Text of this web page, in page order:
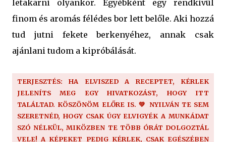
letakarni olyankor. Egyébként egy rendkívül
finom és aromás félédes bor lett belőle. Aki hozzá
tud jutni fekete berkenyéhez, annak csak
ajánlani tudom a kipróbálását.
TERJESZTÉS: HA ELVISZED A RECEPTET, KÉRLEK
JELENÍTS MEG EGY HIVATKOZÁST, HOGY ITT
TALÁLTAD. KÖSZÖNÖM ELŐRE IS. 💚 NYILVÁN TE SEM
SZERETNÉD, HOGY CSAK ÚGY ELVIGYÉK A MUNKÁDAT
SZÓ NÉLKÜL, MIKÖZBEN TE TÖBB ÓRÁT DOLGOZTÁL
VELE! A KÉPEKET PEDIG KÉRLEK, CSAK EGÉSZÉBEN